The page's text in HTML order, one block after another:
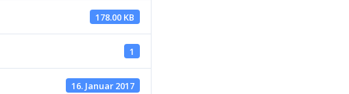
178.00 KB
1
16. Januar 2017